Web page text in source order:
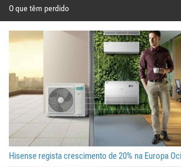
O que têm perdido
Hisense regista crescimento de 20% na Europa